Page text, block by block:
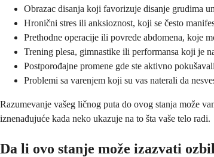
Obrazac disanja koji favorizuje disanje grudima
Hronični stres ili anksioznost, koji se često
Prethodne operacije ili povrede abdomena, koje
Trening plesa, gimnastike ili performansa koji je
Postporođajne promene gde ste aktivno
Problemi sa varenjem koji su vas naterali da
Razumevanje vašeg ličnog puta do ovog stanja može
iznenađujuće kada neko ukazuje na to šta vaše telo radi.
Da li ovo stanje može izazvati